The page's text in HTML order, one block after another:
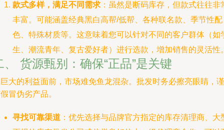
款式多样，满足不同需求 ：虽然是断码库存，但款式往往非
丰富。可能涵盖经典黑白高帮/低帮、各种联名款、季节性配
色、特殊材质等。这意味着您可以针对不同的客户群体（如
生、潮流青年、复古爱好者）进行选款，增加销售的灵活性
、 货源甄别：确保“正品”是关键
大的利益面前，市场难免鱼龙混杂。批发时务必擦亮眼睛，谨
冒伪劣产品。
寻找可靠渠道 ：优先选择与品牌官方指定的库存清理商、大